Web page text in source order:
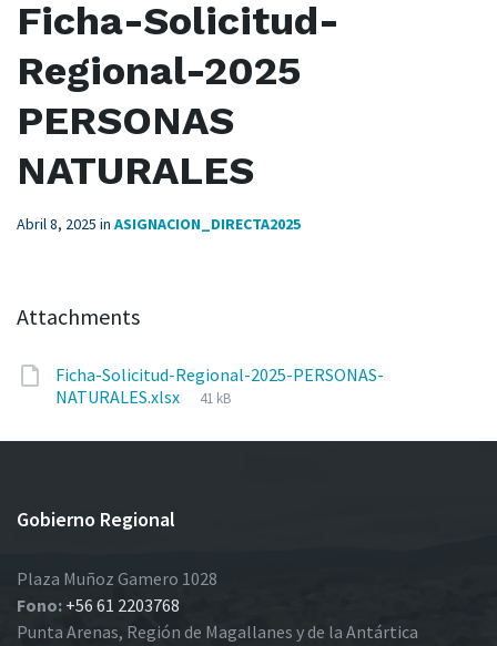
Ficha-Solicitud-
Regional-2025
PERSONAS
NATURALES
Abril 8, 2025 in ASIGNACION_DIRECTA2025
Attachments
Ficha-Solicitud-Regional-2025-PERSONAS-
NATURALES.xlsx
File
41 kB
Gobierno Regional
Plaza Muñoz Gamero 1028
Fono: +56 61 2203768
Punta Arenas, Región de Magallanes y de la Antártica